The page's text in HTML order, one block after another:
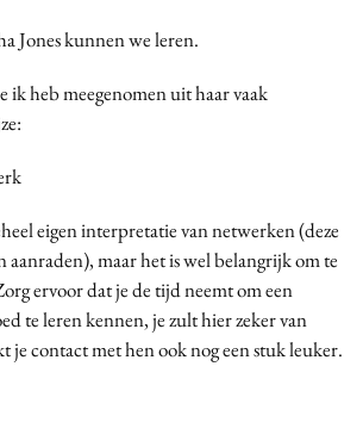
Jones kunnen we leren.
heb meegenomen uit haar vaak
eigen interpretatie van netwerken (deze
aanraden), maar het is wel belangrijk om te
ervoor dat je de tijd neemt om een
te leren kennen, je zult hier zeker van
je contact met hen ook nog een stuk leuker.